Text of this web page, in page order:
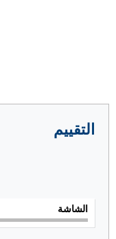
التقييم
الشاشة